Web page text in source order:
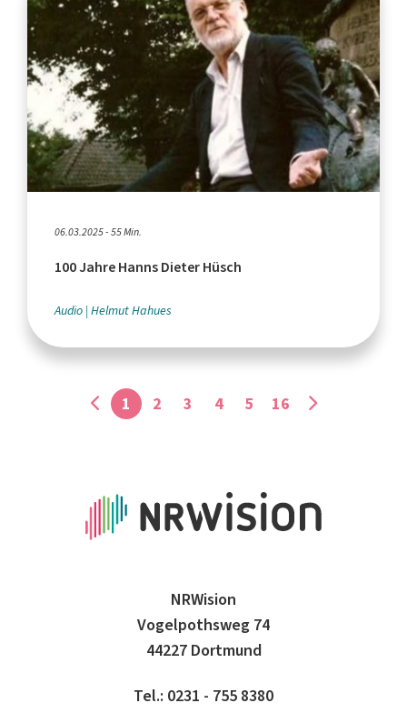
06.03.2025 - 55 Min.
100 Jahre Hanns Dieter Hüsch
Audio Helmut Hahues
1 2 3 4 5 16
NRWision
Vogelpothsweg 74
44227 Dortmund
Tel.: 0231 - 755 8380